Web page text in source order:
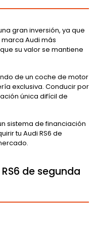
gran inversión, ya que
Audi más
su valor se mantiene
de un coche de motor
exclusiva. Conducir por
única difícil de
sistema de financiación
tu Audi RS6 de
de segunda